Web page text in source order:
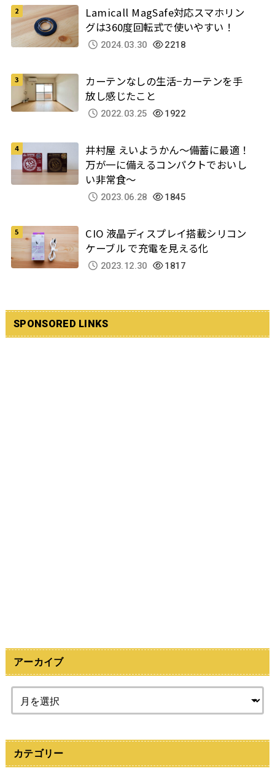
Lamicall MagSafe対応スマホリン
グは360度回転式で使いやすい！
2024.03.30 2218
カーテンなしの生活−カーテンを手
放し感じたこと
2022.03.25 1922
井村屋 えいようかん～備蓄に最適！
万が一に備えるコンパクトでおいし
い非常食～
2023.06.28 1845
CIO 液晶ディスプレイ搭載シリコン
ケーブル で充電を見える化
2023.12.30 1817
SPONSORED LINKS
アーカイブ
カテゴリー